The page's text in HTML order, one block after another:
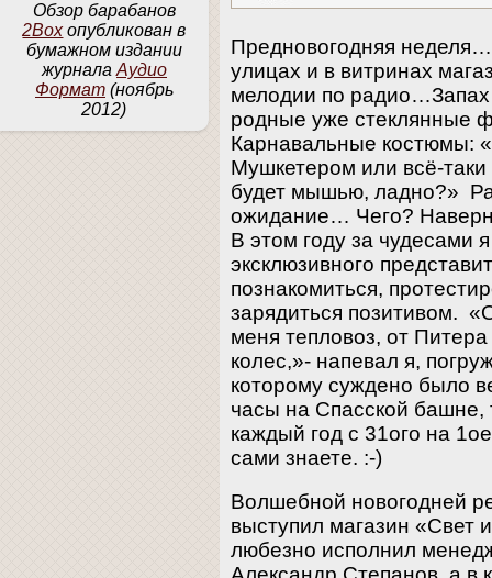
Предновогодняя
улицах и в витринах
мелодии по
родные уже стеклянные
Карнавальные костюмы:
Мушкетером или всё-
будет мышью, ладно?»
ожидание… Чего?
В этом году за чудесами
эксклюзивного
познакомиться,
зарядиться позитивом.
меня тепловоз, от
колес,»- напевал я,
которому суждено было
часы на Спасской башне,
каждый год с 31ого на
сами знаете. :-)
Волшебной новогодней
выступил магазин «Свет
любезно исполнил
Обзор барабанов
2Boxопубликован в
бумажном издании
журнала Аудио
Формат (ноябрь
2012)